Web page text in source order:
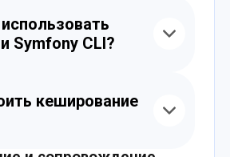
нужную версию и
под вашу сборку
Symfony CLI?
и SSH. Вы можете работать
с консоли.
кеширование